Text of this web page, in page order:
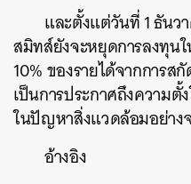
และตั้งแต่วันที่1ธันว
สมิทส์ยังจะหยุดการลงทุน
10%ของรายได้จากการส
เป็นการประกาศถึงความตั้
ในปัญหาสิ่งแวดล้อมอย่าง
อ้างอิง
SHARE